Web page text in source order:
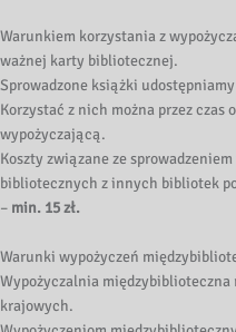
Warunkiem korzystania z
ważnej karty bibliotecznej.
Sprowadzone książki
Korzystać z nich można przez czas
wypożyczającą.
Koszty związane ze
bibliotecznych z innych bibliotek
– min. 15 zł.
Warunki wypożyczeń
Wypożyczalnia
krajowych.